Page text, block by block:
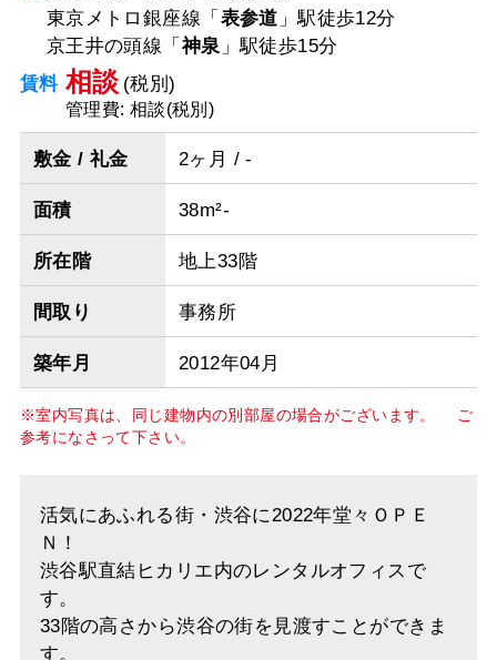
東京メトロ銀座線「 表参道 」駅徒歩12分
京王井の頭線「神泉 」駅徒歩15分
賃料 相談 (税別)
管理費: 相談(税別)
敷金 / 礼金 2ヶ月 / -
面積 38m²-
所在階 地上33階
間取り 事務所
築年月 2012年04月
※室内写真は、同じ建物内の別部屋の場合がございます。 ご
参考になさって下さい。
活気にあふれる街・渋谷に2022年堂々ＯＰＥ
Ｎ！
渋谷駅直結ヒカリエ内のレンタルオフィスで
す。
33階の高さから渋谷の街を見渡すことができま
す。